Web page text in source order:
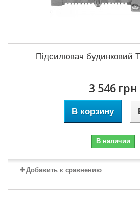
Підсилювач будинковий
3 546 грн
В корзину
В наличии
Добавить к сравнению